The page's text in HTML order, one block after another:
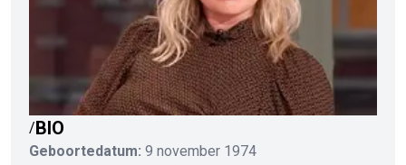
/BIO
Geboortedatum: 9 november 1974